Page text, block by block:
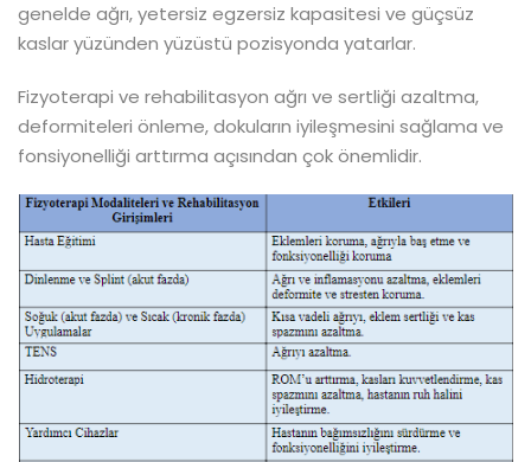
genelde ağrı, yetersiz egzersiz kapasitesi ve güçsüz
kaslar yüzünden yüzüstü pozisyonda yatarlar.
Fizyoterapi ve rehabilitasyon ağrı ve sertliği azaltma,
deformiteleri önleme, dokuların iyileşmesini sağlama ve
fonsiyonelliği arttırma açısından çok önemlidir.